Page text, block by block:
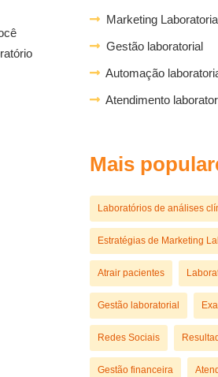
Marketing
Gestão laboratorial
Automação
Atendimento
Mais
Laboratórios de análises
Estratégias de Marketing
Atrair pacientes
Gestão laboratorial
Redes Sociais
Gestão financeira